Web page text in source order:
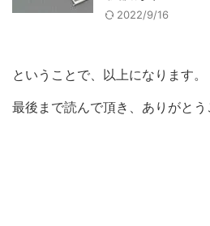
2022/9/16
ということで、以上になります。
最後まで読んで頂き、ありがとう